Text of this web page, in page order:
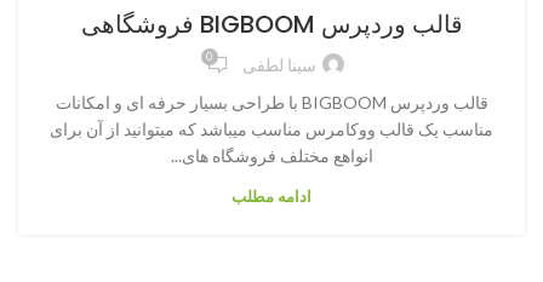
قالب وردپرس BIGBOOM فروشگاهی
سینا لطفی 0
قالب وردپرس BIGBOOM با طراحی بسیار حرفه ای و امکانات
مناسب یک قالب ووکامرس مناسب میباشد که میتوانید از آن برای
انواهع مختلف فروشگاه های...
ادامه مطلب